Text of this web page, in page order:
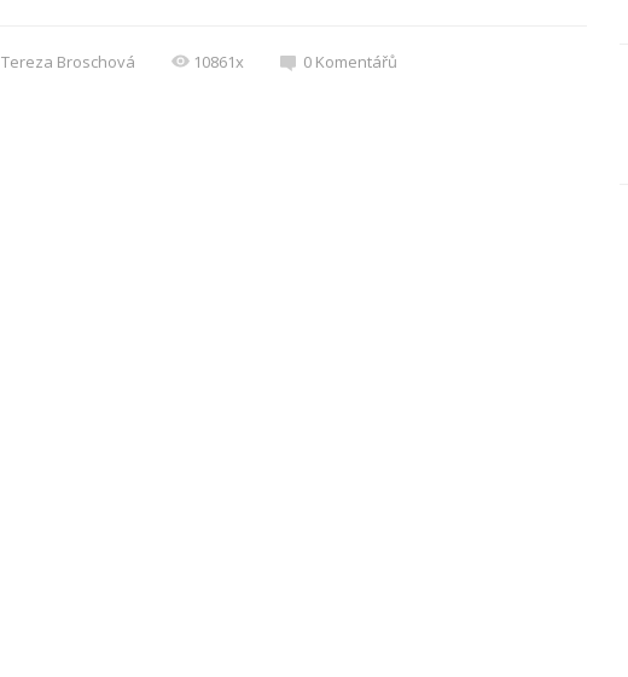
Tereza Broschová 10861x 0 Komentářů